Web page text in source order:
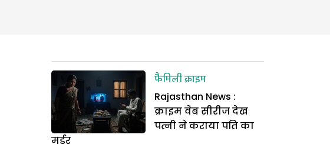
फैमिली क्राइम
Rajasthan News :
क्राइम वेब सीरीज देख
पत्नी ने कराया पति का
मर्डर